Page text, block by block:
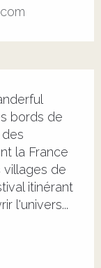
bords de
la France
villages de
itinérant
l'univers...